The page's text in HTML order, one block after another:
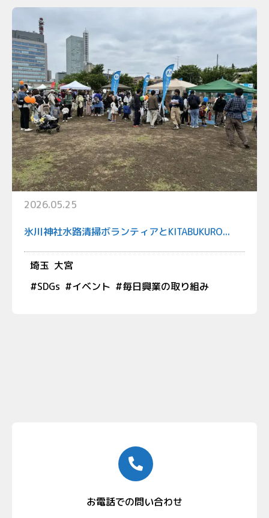
2026.05.25
氷川神社水路清掃ボランティアとKITABUKURO...
埼玉 大宮
#SDGs #イベント #毎日興業の取り組み
お電話での問い合わせ